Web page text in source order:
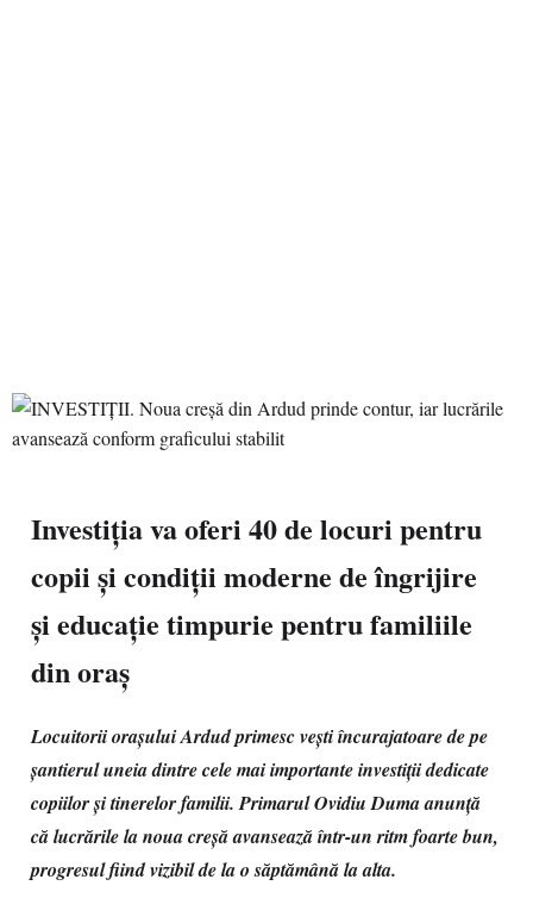
Investiția va oferi 40 de locuri pentru
copii și condiții moderne de îngrijire
și educație timpurie pentru familiile
din oraș
Locuitorii orașului Ardud primesc vești încurajatoare de pe
șantierul uneia dintre cele mai importante investiții dedicate
copiilor și tinerelor familii. Primarul Ovidiu Duma anunță
că lucrările la noua creșă avansează într-un ritm foarte bun,
progresul fiind vizibil de la o săptămână la alta.